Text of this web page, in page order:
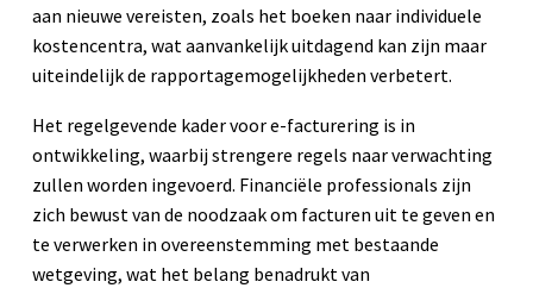
aan nieuwe vereisten, zoals het boeken naar individuele
kostencentra, wat aanvankelijk uitdagend kan zijn maar
uiteindelijk de rapportagemogelijkheden verbetert.
Het regelgevende kader voor e-facturering is in
ontwikkeling, waarbij strengere regels naar verwachting
zullen worden ingevoerd. Financiële professionals zijn
zich bewust van de noodzaak om facturen uit te geven en
te verwerken in overeenstemming met bestaande
wetgeving, wat het belang benadrukt van